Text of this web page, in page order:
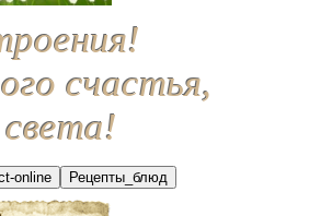
счастья,
online Рецепты_блюд